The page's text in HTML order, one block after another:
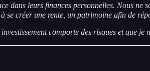
dans leurs finances personnelles. Nous
se créer une rente, un patrimoine afin de
comporte des risques et que je